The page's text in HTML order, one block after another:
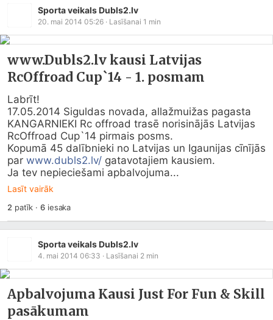
Sporta veikals Dubls2.lv
20. mai 2014 05:26 · Lasīšanai 1 min
www.Dubls2.lv kausi Latvijas
RcOffroad Cup`14 - 1. posmam
Labrīt!
17.05.2014 Siguldas novada, allažmuižas pagasta
KANGARNIEKI Rc offroad trasē norisinājās Latvijas
RcOffroad Cup`14 pirmais posms.
Kopumā 45 dalībnieki no Latvijas un Igaunijas cīnījās
par www.dubls2.lv/ gatavotajiem kausiem.
Ja tev nepieciešami apbalvojuma...
Lasīt vairāk
2 patīk ·6iesaka
Sporta veikals Dubls2.lv
4. mai 2014 06:33 · Lasīšanai 2 min
Apbalvojuma Kausi Just For Fun & Skill
pasākumam